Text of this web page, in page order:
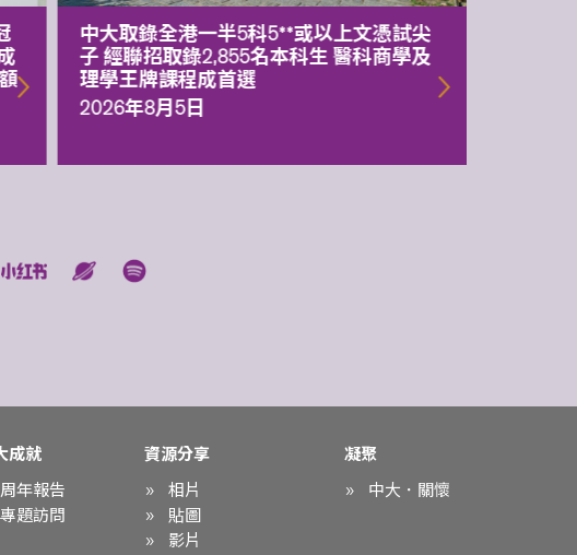
中大取錄全港一半5科5**或以上文憑試尖
子 經聯招取錄2,855名本科生 醫科商學及
理學王牌課程成首選
2026年8月5日
成就
周年報告
專題訪問
資源分享
相片
貼圖
影片
凝聚
中大．關懷